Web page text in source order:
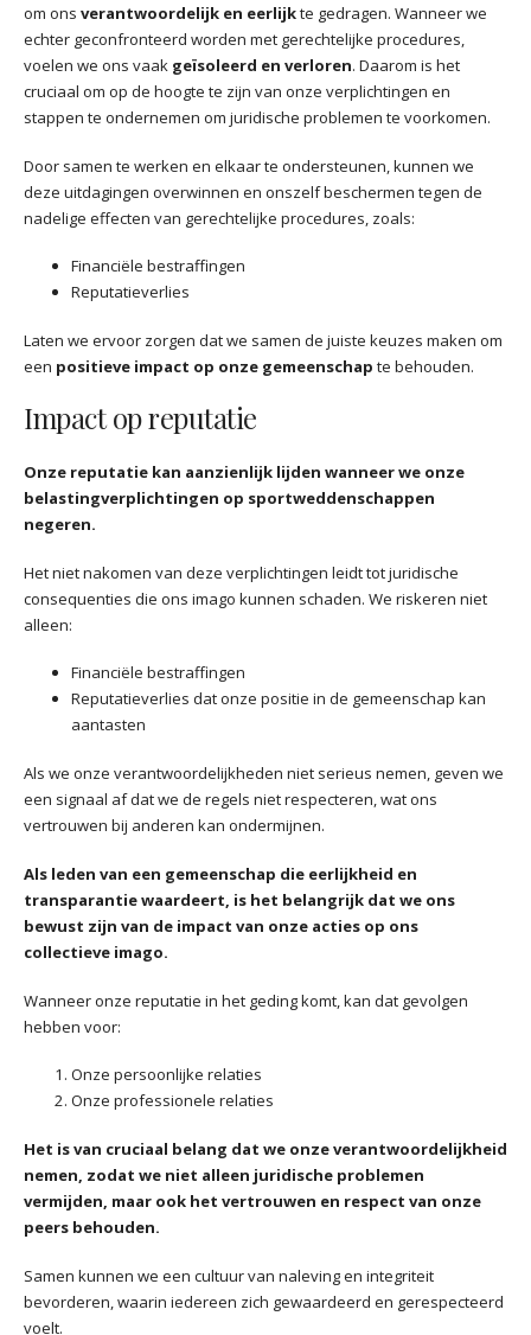
om ons verantwoordelijk en eerlijkte gedragen. Wanneer we
echter geconfronteerd worden met gerechtelijke procedures,
voelen we ons vaak geïsoleerd en verloren. Daarom is het
cruciaal om op de hoogte te zijn van onze verplichtingen en
stappen te ondernemen om juridische problemen te voorkomen.
Door samen te werken en elkaar te ondersteunen, kunnen we
deze uitdagingen overwinnen en onszelf beschermen tegen de
nadelige effecten van gerechtelijke procedures, zoals:
Financiële bestraffingen
Reputatieverlies
Laten we ervoor zorgen dat we samen de juiste keuzes maken om
een positieve impact op onze gemeenschap te behouden.
Impact op reputatie
Onze reputatie kan aanzienlijk lijden wanneer we onze
belastingverplichtingen op sportweddenschappen
negeren.
Het niet nakomen van deze verplichtingen leidt tot juridische
consequenties die ons imago kunnen schaden. We riskeren niet
alleen:
Financiële bestraffingen
Reputatieverlies dat onze positie in de gemeenschap kan
aantasten
Als we onze verantwoordelijkheden niet serieus nemen, geven we
een signaal af dat we de regels niet respecteren, wat ons
vertrouwen bij anderen kan ondermijnen.
Als leden van een gemeenschap die eerlijkheid en
transparantie waardeert, is het belangrijk dat we ons
bewust zijn van de impact van onze acties op ons
collectieve imago.
Wanneer onze reputatie in het geding komt, kan dat gevolgen
hebben voor:
Onze persoonlijke relaties
Onze professionele relaties
Het is van cruciaal belang dat we onze verantwoordelijkheid
nemen, zodat we niet alleen juridische problemen
vermijden, maar ook het vertrouwen en respect van onze
peers behouden.
Samen kunnen we een cultuur van naleving en integriteit
bevorderen, waarin iedereen zich gewaardeerd en gerespecteerd
voelt.